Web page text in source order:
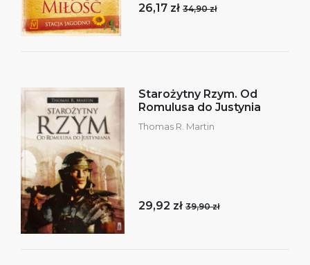
26,17 zł 34,90 zł
Starożytny Rzym. Od
Romulusa do Justynia
Thomas R. Martin
29,92 zł 39,90 zł